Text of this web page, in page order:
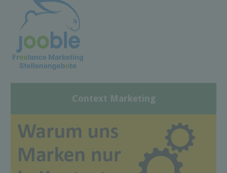
Context Marketing